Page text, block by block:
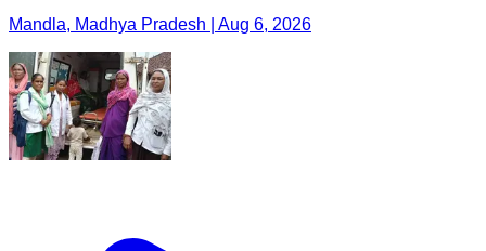
Mandla, Madhya Pradesh | Aug 6, 2026